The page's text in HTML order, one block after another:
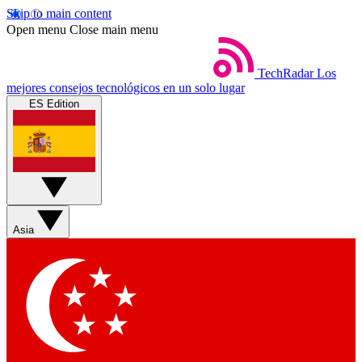
Skip to main content
Open menu Close main menu
TechRadar Los
mejores consejos tecnológicos en un solo lugar
ES Edition
Asia